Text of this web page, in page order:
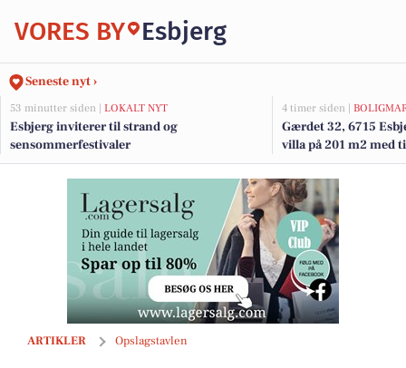
VORES BY Esbjerg
Seneste nyt ›
53 minutter siden | LOKALT NYT
Esbjerg inviterer til strand og
sensommerfestivaler
4 timer siden |
Gærdet 32, 6715
villa på 201 m2 med
værksted på 44 m2
ARTIKLER Opslagstavlen
Nyhed fra MENY HJERTING: Ny ravgylden pale ale fra Skuldborg